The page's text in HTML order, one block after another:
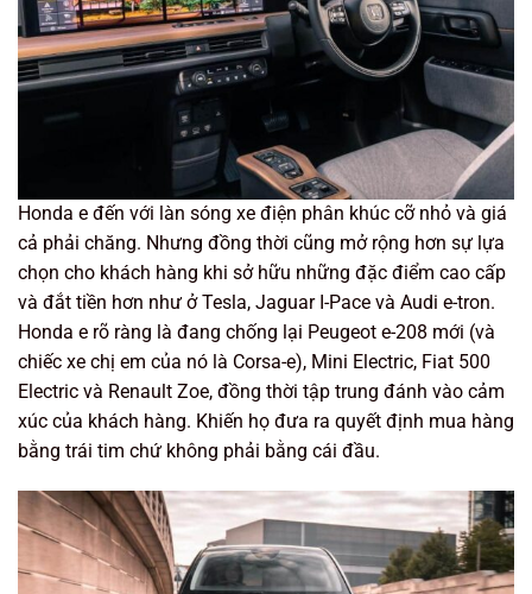
Honda e đến với làn sóng xe điện phân khúc cỡ nhỏ và giá
cả phải chăng. Nhưng đồng thời cũng mở rộng hơn sự lựa
chọn cho khách hàng khi sở hữu những đặc điểm cao cấp
và đắt tiền hơn như ở Tesla, Jaguar I-Pace và Audi e-tron.
Honda e rõ ràng là đang chống lại Peugeot e-208 mới (và
chiếc xe chị em của nó là Corsa-e), Mini Electric, Fiat 500
Electric và Renault Zoe, đồng thời tập trung đánh vào cảm
xúc của khách hàng. Khiến họ đưa ra quyết định mua hàng
bằng trái tim chứ không phải bằng cái đầu.